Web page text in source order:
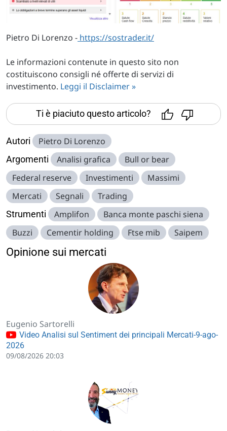
Pietro Di Lorenzo - https://sostrader.it/
Le informazioni contenute in questo sito non
costituiscono consigli né offerte di servizi di
investimento. Leggi il Disclaimer »
Ti è piaciuto questo articolo?
Autori Pietro Di Lorenzo
Argomenti Analisi grafica
Bull or bear
Federal reserve
Investimenti
Massimi
Mercati
Segnali Trading
Strumenti Amplifon
Banca monte paschi siena
Buzzi
Cementir holding Ftse mib Saipem
Opinione sui mercati
Eugenio Sartorelli
Video Analisi sul Sentiment dei principali Mercati-9-ago-
2026
09/08/2026 20:03